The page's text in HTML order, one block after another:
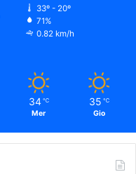
33º - 20º
71%
0.82 km/h
34 ℃
Mer
35 ℃
Gio